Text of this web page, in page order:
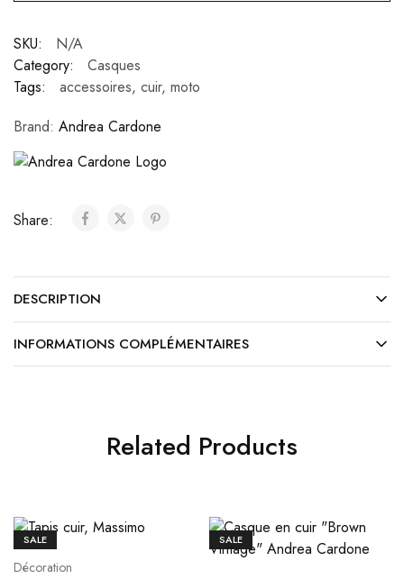
SKU:
N/A
Category:
Casques
Tags:
accessoires, cuir, moto
Brand: Andrea Cardone
Share:
DESCRIPTION
INFORMATIONS COMPLÉMENTAIRES
Related Products
SALE
Décoration
SALE